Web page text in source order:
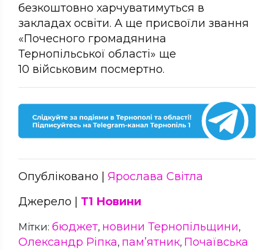
безкоштовно харчуватимуться в
закладах освіти. А ще присвоїли звання
«Почесного громадянина
Тернопільської області» ще
10 військовим посмертно.
Опубліковано | Ярослава Світла
Джерело | Т1 Новини
Мітки: бюджет, новини Тернопільщини,
Олександр Ріпка, пам’ятник, Почаївська